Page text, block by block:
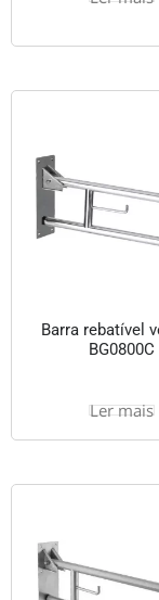
Barra rebatível
BG0800C
Ler mais